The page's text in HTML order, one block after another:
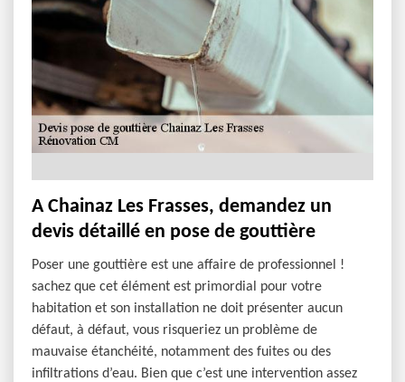
A Chainaz Les Frasses, demandez un
devis détaillé en pose de gouttière
Poser une gouttière est une affaire de professionnel !
sachez que cet élément est primordial pour votre
habitation et son installation ne doit présenter aucun
défaut, à défaut, vous risqueriez un problème de
mauvaise étanchéité, notamment des fuites ou des
infiltrations d’eau. Bien que c’est une intervention assez